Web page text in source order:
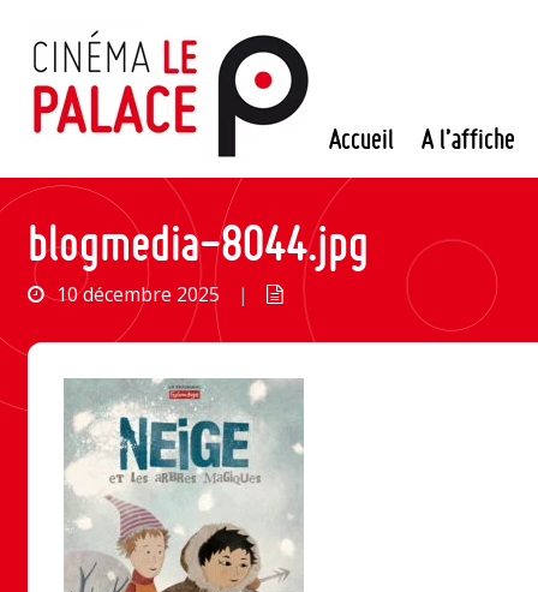
contenu
Accueil A l’affiche
blogmedia-8044.jpg
10 décembre 2025 |